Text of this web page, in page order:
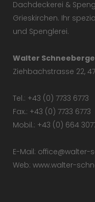
Dachdeckerei &
Grieskirchen. Ihr
und Spenglerei.
Walter
Ziehbachstrasse 22,
Tel.: +43 (0) 7733 6773
Fax.: +43 (0) 7733 6773
Mobil.: +43 (0) 664
E-Mail: office@walter-
Web: www.walter-